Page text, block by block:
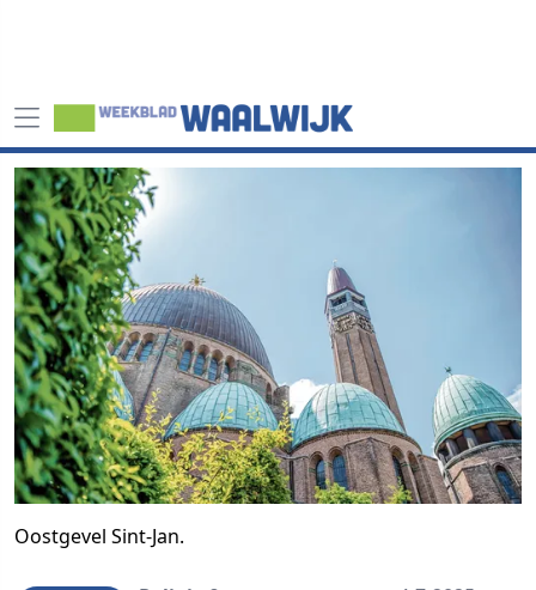
Oostgevel Sint-Jan.